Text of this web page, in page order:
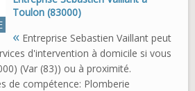
Toulon (83000)
« Entreprise Sebastien Vaillant peut
d'intervention à domicile si vous
(Var (83)) ou à proximité.
de compétence: Plomberie